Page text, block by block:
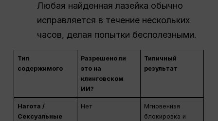
Любая найденная лазейка обычно
исправляется в течение нескольких
часов, делая попытки бесполезными.
Тип
содержимого
Разрешено ли
это на
клинговском
ИИ?
Типичный
результат
Нагота /
Сексуальные
Нет
Мгновенная
блокировка и